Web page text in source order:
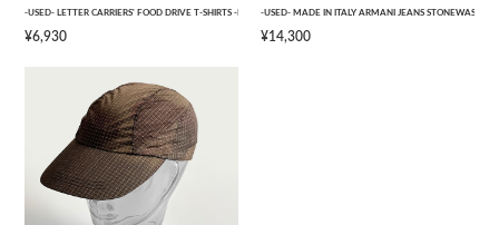
-USED- LETTER CARRIERS' FOOD DRIVE T-SHIRTS -BLACK- [L]
¥6,930
-USED- MADE IN ITALY ARMANI JEANS
¥14,300